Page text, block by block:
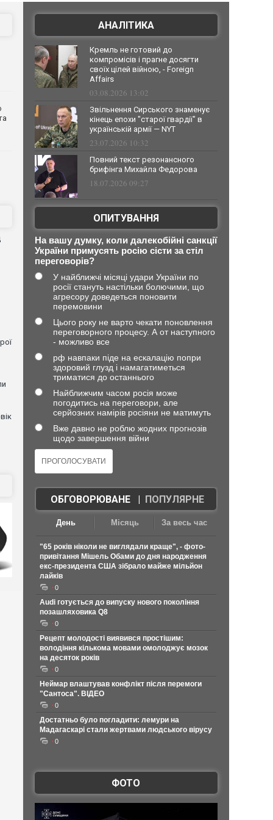
АНАЛІТИКА
Кремль не готовий до
компромісів і прагне досягти
своїх цілей війною, - Foreign
Affairs
03.08.2026 13:02
Звільнення Сирського знаменує
кінець епохи "старої гвардії" в
українській армії — NYT
23.07.2026 10:32
Повний текст резонансного
брифінга Михайла Федорова
18.07.2026 09:27
ОПИТУВАННЯ
На вашу думку, коли далекобійні санкції
України примусять росію сісти за стіл
переговорів?
У найближчі місяці удари України по
росії стануть настільки болючими, що
агресору доведеться поновити
перемовини
Цього року не варто чекати поновлення
переговорного процесу. А от наступного
- можливо все
рф навпаки піде на ескалацію попри
здоровий глузд і намагатиметься
триматися до останнього
Найближчим часом росія може
погодитись на переговори, але
серйозних намірів росіяни не матимуть
Вже давно не роблю жодних прогнозів
щодо завершення війни
ОБГОВОРЮВАНЕ| ПОПУЛЯРНЕ
День Місяць За весь час
"65 років ніколи не виглядали краще", - фото-
привітання Мішель Обами до дня народження
екс-президента США зібрало майже мільйон
лайків
0
Audi готується до випуску нового покоління
позашляховика Q8
0
Рецепт молодості виявився простішим:
володіння кількома мовами омолоджує мозок
на десяток років
0
Неймар влаштував конфлікт після перемоги
"Сантоса". ВІДЕО
0
Достатньо було погладити: лемури на
Мадагаскарі стали жертвами людського вірусу
0
ФОТО